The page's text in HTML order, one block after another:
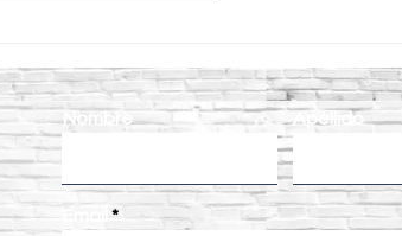
proyectos de construcción y
mantenimiento?
Nombre Apellido